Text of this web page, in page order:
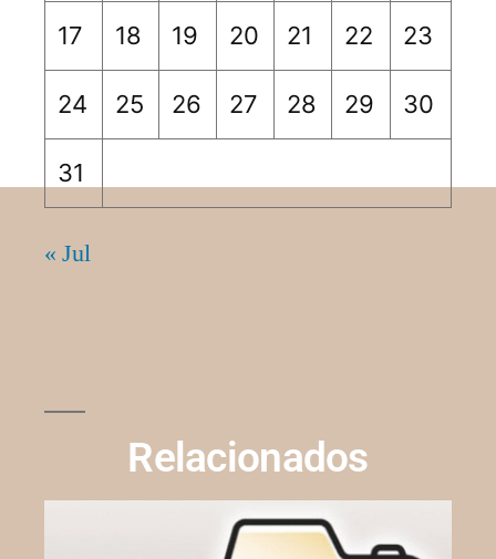
17 18 19 20 21 22 23
24 25 26 27 28 29 30
31
« Jul
Relacionados